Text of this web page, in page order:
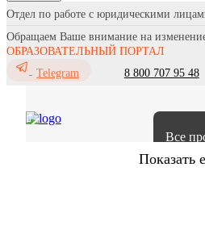
Отдел по работе с юридическими
Обращаем Ваше внимание на
ОБРАЗОВАТЕЛЬНЫЙ ПОРТАЛ
Telegram
8 800 707 95 48
Все
Показать